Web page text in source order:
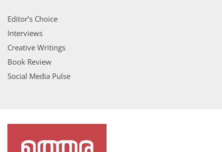
Editor’s Choice
Interviews
Creative Writings
Book Review
Social Media Pulse